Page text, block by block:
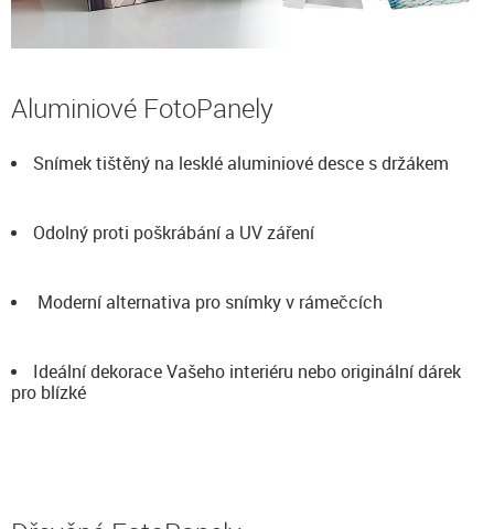
Aluminiové FotoPanely
Snímek tištěný na lesklé aluminiové desce s držákem
Odolný proti poškrábání a UV záření
Moderní alternativa pro snímky v rámečcích
Ideální dekorace Vašeho interiéru nebo originální dárek
pro blízké